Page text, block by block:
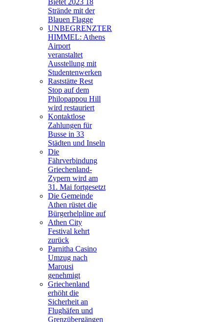
Bietet 2023 18
Strände mit der
Blauen Flagge
UNBEGRENZTER
HIMMEL: Athens
Airport
veranstaltet
Ausstellung mit
Studentenwerken
Raststätte Rest
Stop auf dem
Philopappou Hill
wird restauriert
Kontaktlose
Zahlungen für
Busse in 33
Städten und Inseln
Die
Fährverbindung
Griechenland-
Zypern wird am
31. Mai fortgesetzt
Die Gemeinde
Athen rüstet die
Bürgerhelpline auf
Athen City
Festival kehrt
zurück
Parnitha Casino
Umzug nach
Marousi
genehmigt
Griechenland
erhöht die
Sicherheit an
Flughäfen und
Grenzübergängen